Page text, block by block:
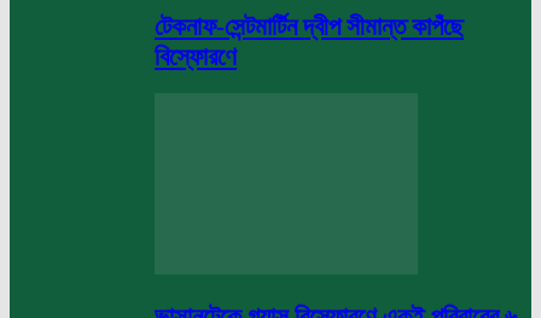
টেকনাফ-সেন্টমার্টিন দ্বীপ সীমান্ত কাপঁছে
বিস্ফোরণে